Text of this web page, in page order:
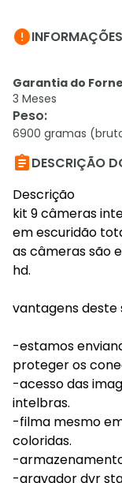

Garantia do
3 Meses
Peso:
6900 gramas
DESCRIÇÃO
Descrição
kit 9 câmeras
em escuridão
as câmeras são
hd.
vantagens deste
-estamos
proteger os
-acesso das
intelbras.
-filma mesmo
coloridas.
-
-gravador dvr